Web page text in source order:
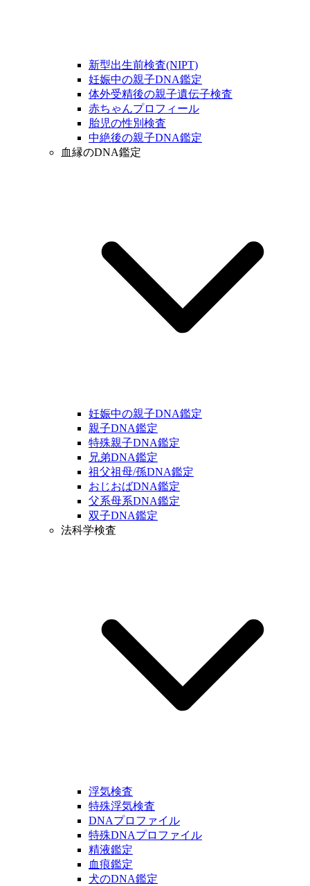
新型出生前検査(NIPT)
妊娠中の親子DNA鑑定
体外受精後の親子遺伝子検査
赤ちゃんプロフィール
胎児の性別検査
中絶後の親子DNA鑑定
血縁のDNA鑑定
妊娠中の親子DNA鑑定
親子DNA鑑定
特殊親子DNA鑑定
兄弟DNA鑑定
祖父祖母/孫DNA鑑定
おじおばDNA鑑定
父系母系DNA鑑定
双子DNA鑑定
法科学検査
浮気検査
特殊浮気検査
DNAプロファイル
特殊DNAプロファイル
精液鑑定
血痕鑑定
犬のDNA鑑定